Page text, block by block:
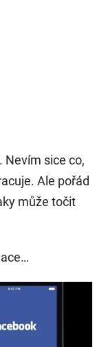
Nevím sice co,
Ale pořád
může točit